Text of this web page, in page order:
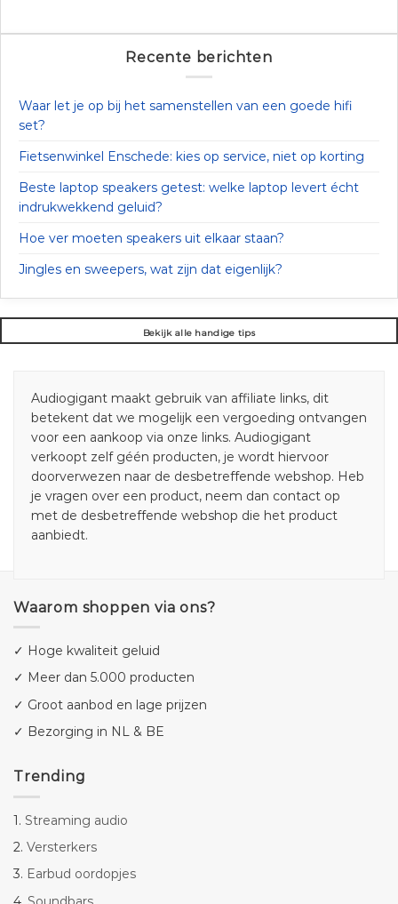
Recente berichten
Waar let je op bij het samenstellen van een goede hifi
set?
Fietsenwinkel Enschede: kies op service, niet op korting
Beste laptop speakers getest: welke laptop levert écht
indrukwekkend geluid?
Hoe ver moeten speakers uit elkaar staan?
Jingles en sweepers, wat zijn dat eigenlijk?
Bekijk alle handige tips
Audiogigant maakt gebruik van affiliate links, dit
betekent dat we mogelijk een vergoeding ontvangen
voor een aankoop via onze links. Audiogigant
verkoopt zelf géén producten, je wordt hiervoor
doorverwezen naar de desbetreffende webshop. Heb
je vragen over een product, neem dan contact op
met de desbetreffende webshop die het product
aanbiedt.
Waarom shoppen via ons?
✓ Hoge kwaliteit geluid
✓ Meer dan 5.000 producten
✓ Groot aanbod en lage prijzen
✓ Bezorging in NL & BE
Trending
1. Streaming audio
2. Versterkers
3. Earbud oordopjes